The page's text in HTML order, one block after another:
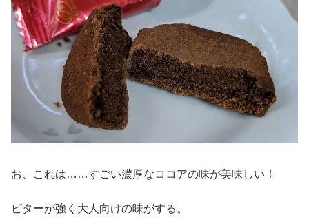
お、これは……すごい濃厚なココアの味が美味しい！
ビターが強く大人向けの味がする。